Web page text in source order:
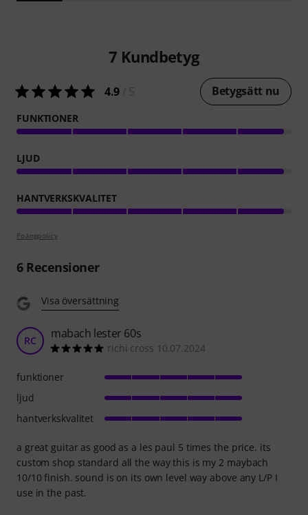
7 Kundbetyg
4.9 Betygsätt nu
FUNKTIONER
LJUD
HANTVERKSKVALITET
Poängpolicy
6Recensioner
Visa översättning
RC mabach lester 60s
richi cross 10.07.2024
a great guitar as good as a les paul 5 times the price. its
custom shop standard all the way this is my 2 maybach
10/10 finish. sound is on its own level way above any L/P I
use in the past.
funktioner
ljud
hantverkskvalitet